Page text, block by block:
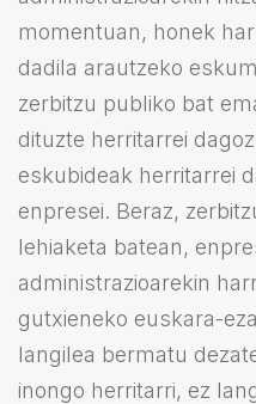
momentuan, honek
dadila arautzeko
zerbitzu publiko bat
dituzte herritarrei
eskubideak herritarrei
enpresei. Beraz,
lehiaketa batean,
administrazioarekin
gutxieneko euskara-
langilea bermatu
inongo herritarri, ez